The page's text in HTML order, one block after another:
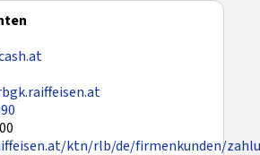
ktn/rlb/de/firmenkunden/